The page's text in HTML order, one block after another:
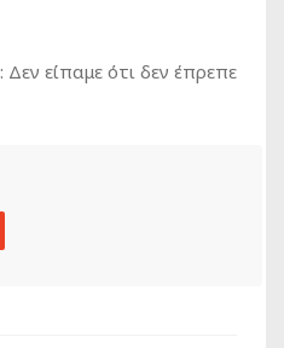
: Δεν είπαμε ότι δεν έπρεπε